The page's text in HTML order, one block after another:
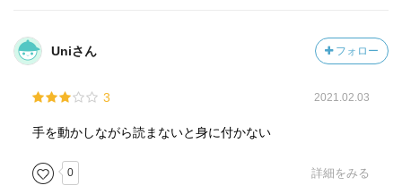
Uniさん フォロー
3 2021.02.03
手を動かしながら読まないと身に付かない
0 詳細をみる